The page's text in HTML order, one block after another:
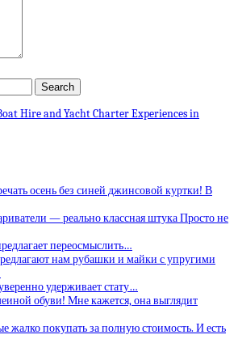
Hire and Yacht Charter Experiences in
осень без синей джинсовой куртки! В
— реально классная штука Просто не
переосмыслить…
нам рубашки и майки с упругими
удерживает стату…
обуви! Мне кажется, она выглядит
жалко покупать за полную стоимость. И есть